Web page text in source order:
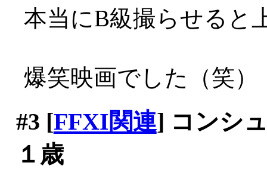
本当にB級撮らせると
爆笑映画でした（笑）
#3 [FFXI関連] コンシ
１歳